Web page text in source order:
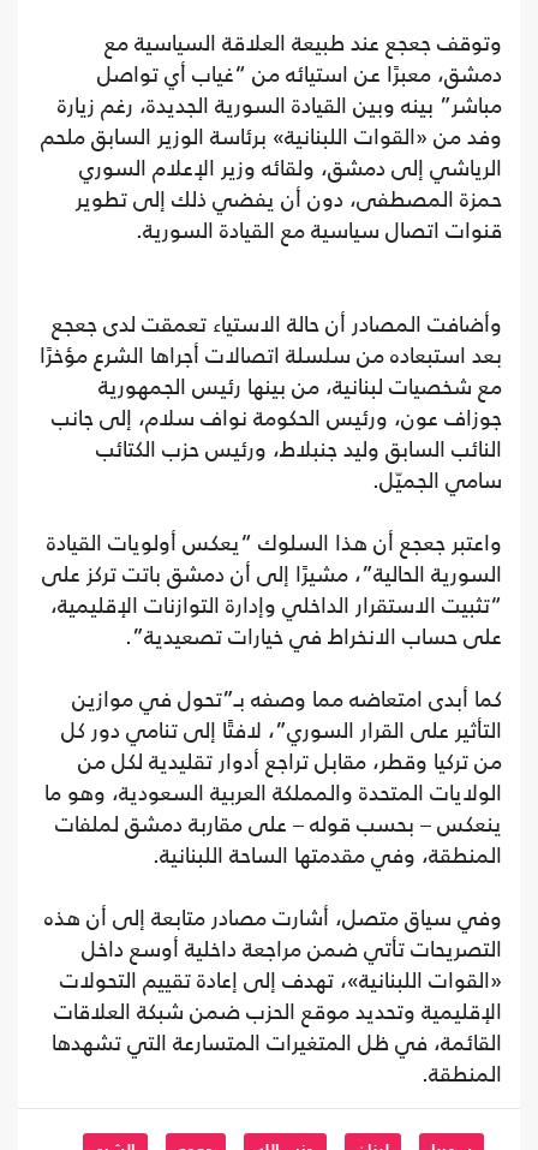
وتوقف جعجع عند طبيعة العلاقة السياسية مع
دمشق، معبرًا عن استيائه من “غياب أي تواصل
مباشر” بينه وبين القيادة السورية الجديدة، رغم زيارة
وفد من «القوات اللبنانية» برئاسة الوزير السابق ملحم
الرياشي إلى دمشق، ولقائه وزير الإعلام السوري
حمزة المصطفى، دون أن يفضي ذلك إلى تطوير
قنوات اتصال سياسية مع القيادة السورية.
وأضافت المصادر أن حالة الاستياء تعمقت لدى جعجع
بعد استبعاده من سلسلة اتصالات أجراها الشرع مؤخرًا
مع شخصيات لبنانية، من بينها رئيس الجمهورية
جوزاف عون، ورئيس الحكومة نواف سلام، إلى جانب
النائب السابق وليد جنبلاط، ورئيس حزب الكتائب
سامي الجميّل.
واعتبر جعجع أن هذا السلوك “يعكس أولويات القيادة
السورية الحالية”، مشيرًا إلى أن دمشق باتت تركز على
“تثبيت الاستقرار الداخلي وإدارة التوازنات الإقليمية،
على حساب الانخراط في خيارات تصعيدية”.
كما أبدى امتعاضه مما وصفه بـ”تحول في موازين
التأثير على القرار السوري”، لافتًا إلى تنامي دور كل
من تركيا وقطر، مقابل تراجع أدوار تقليدية لكل من
الولايات المتحدة والمملكة العربية السعودية، وهو ما
ينعكس – بحسب قوله – على مقاربة دمشق لملفات
المنطقة، وفي مقدمتها الساحة اللبنانية.
وفي سياق متصل، أشارت مصادر متابعة إلى أن هذه
التصريحات تأتي ضمن مراجعة داخلية أوسع داخل
«القوات اللبنانية»، تهدف إلى إعادة تقييم التحولات
الإقليمية وتحديد موقع الحزب ضمن شبكة العلاقات
القائمة، في ظل المتغيرات المتسارعة التي تشهدها
المنطقة.